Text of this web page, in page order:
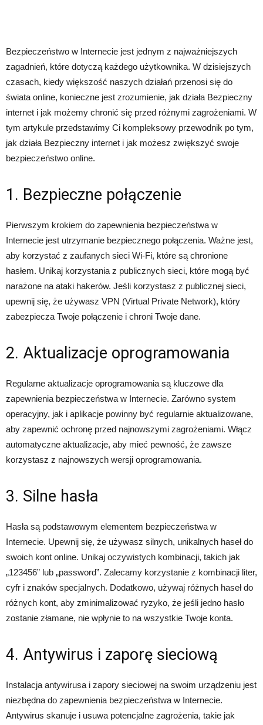
Bezpieczeństwo w Internecie jest jednym z najważniejszych
zagadnień, które dotyczą każdego użytkownika. W dzisiejszych
czasach, kiedy większość naszych działań przenosi się do
świata online, konieczne jest zrozumienie, jak działa Bezpieczny
internet i jak możemy chronić się przed różnymi zagrożeniami. W
tym artykule przedstawimy Ci kompleksowy przewodnik po tym,
jak działa Bezpieczny internet i jak możesz zwiększyć swoje
bezpieczeństwo online.
1. Bezpieczne połączenie
Pierwszym krokiem do zapewnienia bezpieczeństwa w
Internecie jest utrzymanie bezpiecznego połączenia. Ważne jest,
aby korzystać z zaufanych sieci Wi-Fi, które są chronione
hasłem. Unikaj korzystania z publicznych sieci, które mogą być
narażone na ataki hakerów. Jeśli korzystasz z publicznej sieci,
upewnij się, że używasz VPN (Virtual Private Network), który
zabezpiecza Twoje połączenie i chroni Twoje dane.
2. Aktualizacje oprogramowania
Regularne aktualizacje oprogramowania są kluczowe dla
zapewnienia bezpieczeństwa w Internecie. Zarówno system
operacyjny, jak i aplikacje powinny być regularnie aktualizowane,
aby zapewnić ochronę przed najnowszymi zagrożeniami. Włącz
automatyczne aktualizacje, aby mieć pewność, że zawsze
korzystasz z najnowszych wersji oprogramowania.
3. Silne hasła
Hasła są podstawowym elementem bezpieczeństwa w
Internecie. Upewnij się, że używasz silnych, unikalnych haseł do
swoich kont online. Unikaj oczywistych kombinacji, takich jak
„123456” lub „password”. Zalecamy korzystanie z kombinacji liter,
cyfr i znaków specjalnych. Dodatkowo, używaj różnych haseł do
różnych kont, aby zminimalizować ryzyko, że jeśli jedno hasło
zostanie złamane, nie wpłynie to na wszystkie Twoje konta.
4. Antywirus i zaporę sieciową
Instalacja antywirusa i zapory sieciowej na swoim urządzeniu jest
niezbędna do zapewnienia bezpieczeństwa w Internecie.
Antywirus skanuje i usuwa potencjalne zagrożenia, takie jak